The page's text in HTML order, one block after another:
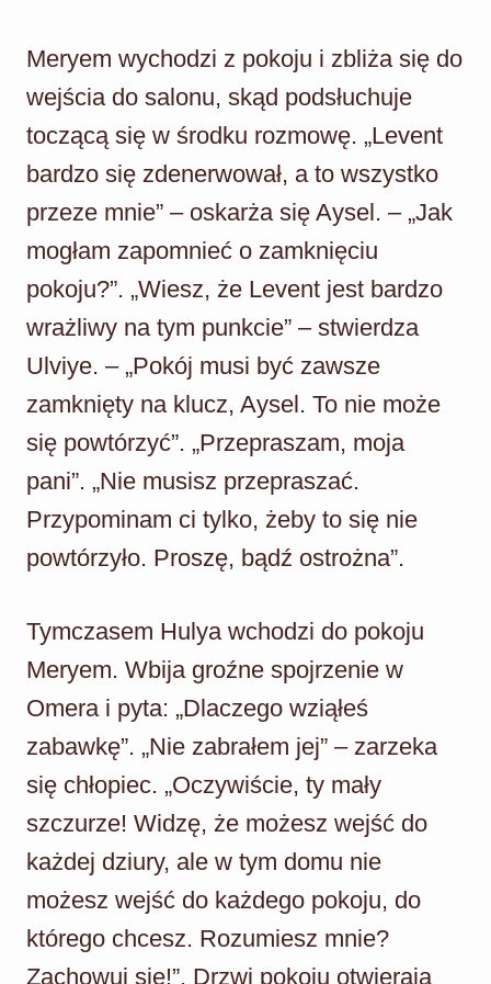
Meryem wychodzi z pokoju i zbliża się do
wejścia do salonu, skąd podsłuchuje
toczącą się w środku rozmowę. „Levent
bardzo się zdenerwował, a to wszystko
przeze mnie” – oskarża się Aysel. – „Jak
mogłam zapomnieć o zamknięciu
pokoju?”. „Wiesz, że Levent jest bardzo
wrażliwy na tym punkcie” – stwierdza
Ulviye. – „Pokój musi być zawsze
zamknięty na klucz, Aysel. To nie może
się powtórzyć”. „Przepraszam, moja
pani”. „Nie musisz przepraszać.
Przypominam ci tylko, żeby to się nie
powtórzyło. Proszę, bądź ostrożna”.
Tymczasem Hulya wchodzi do pokoju
Meryem. Wbija groźne spojrzenie w
Omera i pyta: „Dlaczego wziąłeś
zabawkę”. „Nie zabrałem jej” – zarzeka
się chłopiec. „Oczywiście, ty mały
szczurze! Widzę, że możesz wejść do
każdej dziury, ale w tym domu nie
możesz wejść do każdego pokoju, do
którego chcesz. Rozumiesz mnie?
Zachowuj się!”. Drzwi pokoju otwierają